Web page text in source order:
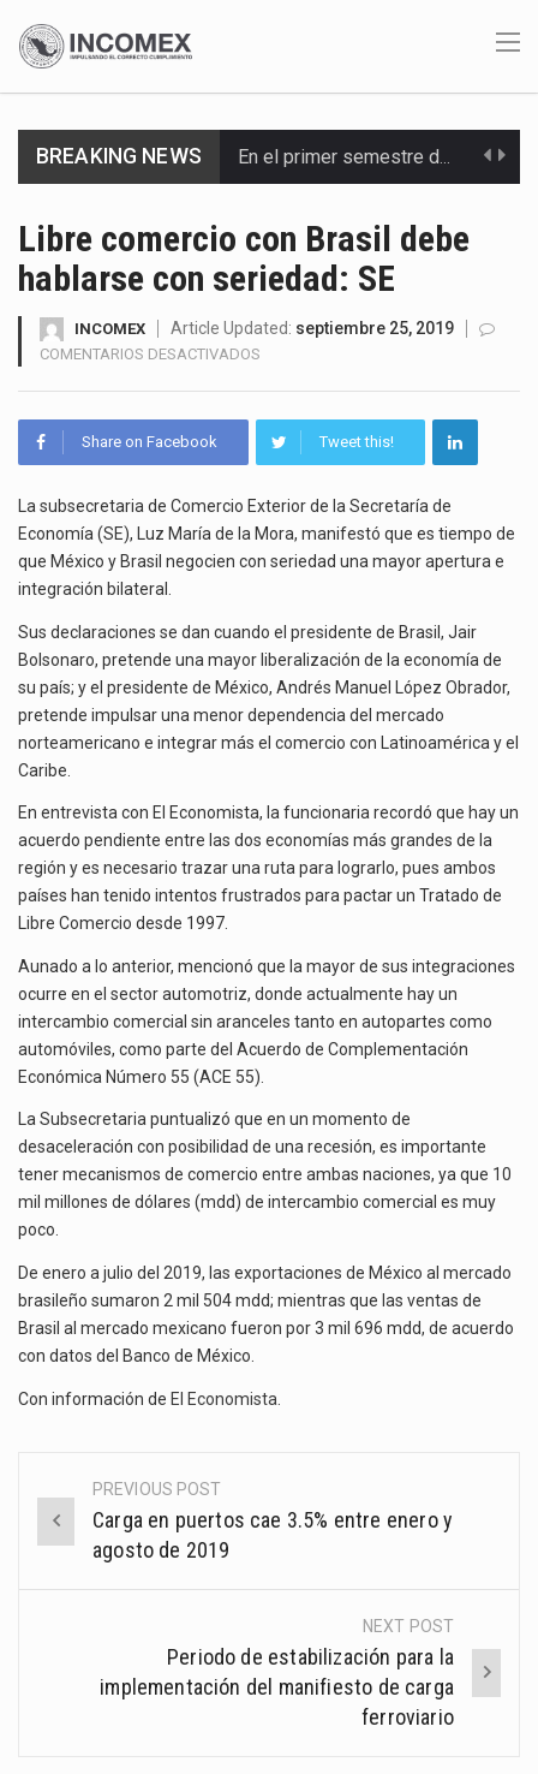
BREAKING NEWS
Ante la suspensión temporal de las inspecciones sanitarias del Departamento de Agricultura de Estados Unidos…
El gobierno de Estados Unidos anunciará un arancel del 15 % sobre los productos fabricados…
El derecho a la previsibilidad de los horarios de trabajo en turnos rotativos podría ser…
Libre comercio con Brasil debe
hablarse con seriedad: SE
INCOMEX Article Updated: septiembre 25, 2019
COMENTARIOS DESACTIVADOS
BRASIL
HABLARSE
CON
SERIEDAD:
Share on Facebook Tweet this!
La subsecretaria de Comercio Exterior de la Secretaría de
Economía (SE), Luz María de la Mora, manifestó que es tiempo de
que México y Brasil negocien con seriedad una mayor apertura e
integración bilateral.
Sus declaraciones se dan cuando el presidente de Brasil, Jair
Bolsonaro, pretende una mayor liberalización de la economía de
su país; y el presidente de México, Andrés Manuel López Obrador,
pretende impulsar una menor dependencia del mercado
norteamericano e integrar más el comercio con Latinoamérica y el
Caribe.
En entrevista con El Economista, la funcionaria recordó que hay un
acuerdo pendiente entre las dos economías más grandes de la
región y es necesario trazar una ruta para lograrlo, pues ambos
países han tenido intentos frustrados para pactar un Tratado de
Libre Comercio desde 1997.
Aunado a lo anterior, mencionó que la mayor de sus integraciones
ocurre en el sector automotriz, donde actualmente hay un
intercambio comercial sin aranceles tanto en autopartes como
automóviles, como parte del Acuerdo de Complementación
Económica Número 55 (ACE 55).
La Subsecretaria puntualizó que en un momento de
desaceleración con posibilidad de una recesión, es importante
tener mecanismos de comercio entre ambas naciones, ya que 10
mil millones de dólares (mdd) de intercambio comercial es muy
poco.
De enero a julio del 2019, las exportaciones de México al mercado
brasileño sumaron 2 mil 504 mdd; mientras que las ventas de
Brasil al mercado mexicano fueron por 3 mil 696 mdd, de acuerdo
con datos del Banco de México.
Con información de El Economista
Post
navigation
PREVIOUS POST
Carga en puertos cae 3.5% entre enero y
agosto de 2019
NEXT POST
Periodo de estabilización para la
implementación del manifiesto de carga
ferroviario